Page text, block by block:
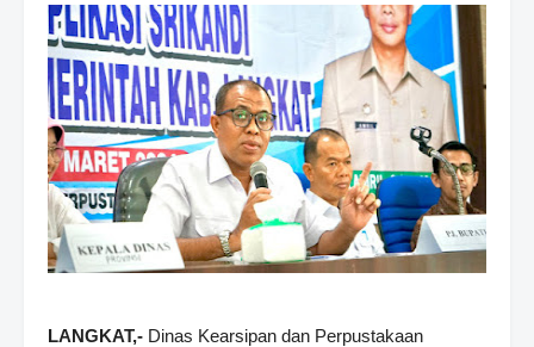
LANGKAT,- Dinas Kearsipan dan Perpustakaan